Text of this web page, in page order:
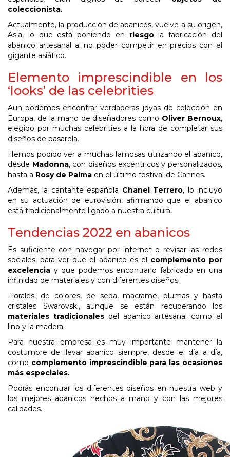
coleccionista.
Actualmente, la producción de abanicos, vuelve a su origen,
Asia, lo que está poniendo en riesgola fabricación del
abanico artesanal al no poder competir en precios con el
gigante asiático.
Elemento imprescindible en los
‘looks’ de las celebrities
Aun podemos encontrar verdaderas joyas de colección en
Europa, de la mano de diseñadores como Oliver Bernoux,
elegido por muchas celebrities a la hora de completar sus
diseños de pasarela.
Hemos podido ver a muchas famosas utilizando el abanico,
desde Madonna, con diseños excéntricos y personalizados,
hasta a Rosy de Palma en el último festival de Cannes.
Además, la cantante española Chanel Terrero, lo incluyó
en su actuación de eurovisión, afirmando que el abanico
está tradicionalmente ligado a nuestra cultura.
Tendencias 2022 en abanicos
Es suficiente con navegar por internet o revisar las redes
sociales, para ver que el abanico es el complemento por
excelencia y que podemos encontrarlo fabricado en una
infinidad de materiales y con diferentes diseños.
Florales, de colores, de seda, macramé, plumas y hasta
cristales Swarovski, aunque se están recuperando los
materiales tradicionalesdel abanico artesanal como el
lino y la madera.
Para nuestra empresa es muy importante mantener la
costumbre de llevar abanico siempre, desde el día a día,
como complemento imprescindible para las ocasiones
más especiales.
Podrás encontrar los diferentes diseños en nuestra web y
los mejores abanicos hechos a mano y con las mejores
calidades.